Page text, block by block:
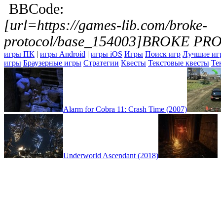
BBCode:
[url=https://games-lib.com/broke-
protocol/base_154003]BROKE
игры ПК | игры Android | игры iOS Игры Поиск игр Лучшие
игры Браузерные игры Стратегии Квесты Текстовые квесты
Alarm for Cobra 11: Crash Time (2007)
Underworld Ascendant (2018)